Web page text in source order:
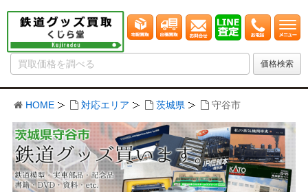
HOME 対応エリア 茨城県 守谷市